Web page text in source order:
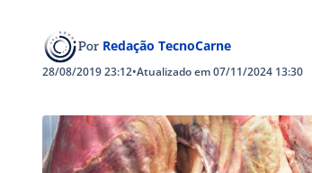
Por Redação TecnoCarne
28/08/2019 23:12•Atualizado em 07/11/2024 13:30